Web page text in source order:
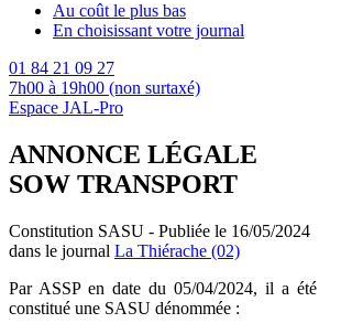
Au coût le plus bas
En choisissant votre journal
01 84 21 09 27
7h00 à 19h00 (non surtaxé)
Espace JAL-Pro
ANNONCE LÉGALE
SOW TRANSPORT
Constitution SASU - Publiée le 16/05/2024
dans le journal La Thiérache (02)
Par ASSP en date du 05/04/2024, il a été
constitué une SASU dénommée :